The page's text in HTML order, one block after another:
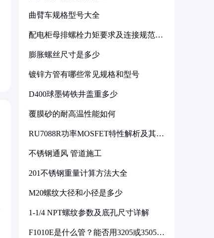
曲臂车规格型号大全
配电柜母排螺栓力矩要求及连接规范详
膨胀螺丝尺寸是多少
镀锌方管有哪些常见规格和型号
D400球墨铸铁井盖重多少
覆膜砂的耐高温性能如何
RU7088R功率MOSFET特性解析及其在
不锈钢通风 管道施工
201不锈钢重量计算方法大全
M20螺纹大径和小径是多少
1-1/4 NPT螺纹参数及底孔尺寸详解
F1010E是什么管？能否用3205或3505代